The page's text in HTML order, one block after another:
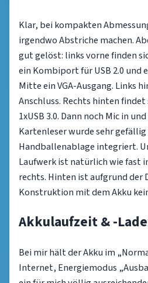
Klar, bei kompakten
irgendwo Abstriche machen.
gut gelöst: links vorne finden
ein Kombiport für USB 2.0 und
Mitte ein VGA-Ausgang. Links
Anschluss. Rechts hinten findet
1xUSB 3.0. Dann noch Mic in
Kartenleser wurde sehr
Handballenablage integriert.
Laufwerk ist natürlich wie fast
rechts. Hinten ist aufgrund der
Konstruktion mit dem Akku
Akkulaufzeit & -
Bei mir hält der Akku im
Internet, Energiemodus